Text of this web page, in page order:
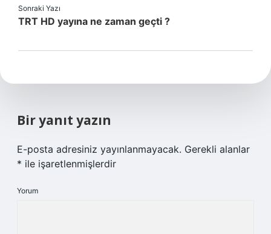
Sonraki Yazı
TRT HD yayına ne zaman geçti ?
Bir yanıt yazın
E-posta adresiniz yayınlanmayacak. Gerekli alanlar
* ile işaretlenmişlerdir
Yorum